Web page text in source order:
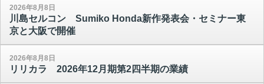
2026年8月8日
川島セルコン Sumiko Honda新作発表会・セミナー東
京と大阪で開催
2026年8月8日
リリカラ 2026年12月期第2四半期の業績